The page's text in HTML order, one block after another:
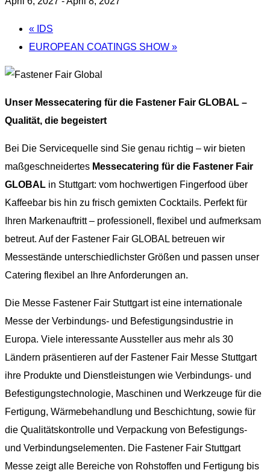
« IDS
EUROPEAN COATINGS SHOW »
Unser Messecatering für die Fastener Fair GLOBAL –
Qualität, die begeistert
Bei Die Servicequelle sind Sie genau richtig – wir bieten
maßgeschneidertes Messecatering für die Fastener Fair
GLOBAL in Stuttgart: vom hochwertigen Fingerfood über
Kaffeebar bis hin zu frisch gemixten Cocktails. Perfekt für
Ihren Markenauftritt – professionell, flexibel und aufmerksam
betreut. Auf der Fastener Fair GLOBAL betreuen wir
Messestände unterschiedlichster Größen und passen unser
Catering flexibel an Ihre Anforderungen an.
Die Messe Fastener Fair Stuttgart ist eine internationale
Messe der Verbindungs- und Befestigungsindustrie in
Europa. Viele interessante Aussteller aus mehr als 30
Ländern präsentieren auf der Fastener Fair Messe Stuttgart
ihre Produkte und Dienstleistungen wie Verbindungs- und
Befestigungstechnologie, Maschinen und Werkzeuge für die
Fertigung, Wärmebehandlung und Beschichtung, sowie für
die Qualitätskontrolle und Verpackung von Befestigungs-
und Verbindungselementen. Die Fastener Fair Stuttgart
Messe zeigt alle Bereiche von Rohstoffen und Fertigung bis